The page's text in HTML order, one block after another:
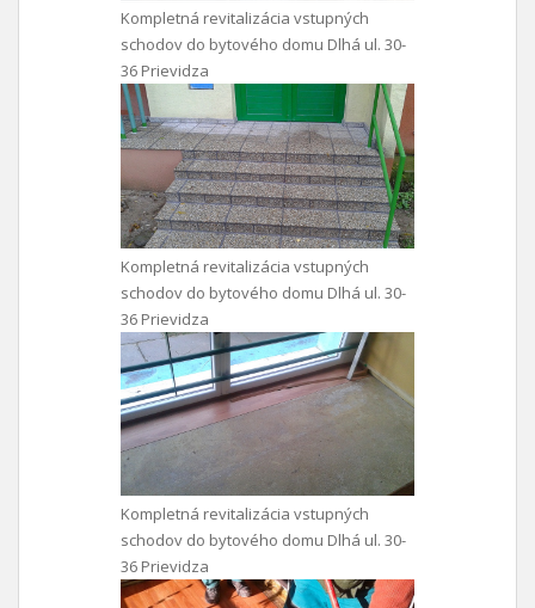
Kompletná revitalizácia vstupných
schodov do bytového domu Dlhá ul. 30-
36 Prievidza
Kompletná revitalizácia vstupných
schodov do bytového domu Dlhá ul. 30-
36 Prievidza
Kompletná revitalizácia vstupných
schodov do bytového domu Dlhá ul. 30-
36 Prievidza